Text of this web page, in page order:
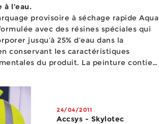
l’eau.
provisoire à séchage rapide Aqua
avec des résines spéciales qui
jusqu’à 25% d’eau dans la
conservant les caractéristiques
du produit. La peinture contient
24/04/2011
Accsys - Skylotec